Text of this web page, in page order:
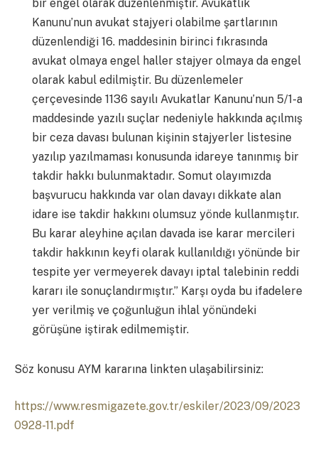
bir engel olarak düzenlenmiştir. Avukatlık
Kanunu’nun avukat stajyeri olabilme şartlarının
düzenlendiği 16. maddesinin birinci fıkrasında
avukat olmaya engel haller stajyer olmaya da engel
olarak kabul edilmiştir. Bu düzenlemeler
çerçevesinde 1136 sayılı Avukatlar Kanunu’nun 5/1-a
maddesinde yazılı suçlar nedeniyle hakkında açılmış
bir ceza davası bulunan kişinin stajyerler listesine
yazılıp yazılmaması konusunda idareye tanınmış bir
takdir hakkı bulunmaktadır. Somut olayımızda
başvurucu hakkında var olan davayı dikkate alan
idare ise takdir hakkını olumsuz yönde kullanmıştır.
Bu karar aleyhine açılan davada ise karar mercileri
takdir hakkının keyfi olarak kullanıldığı yönünde bir
tespite yer vermeyerek davayı iptal talebinin reddi
kararı ile sonuçlandırmıştır.” Karşı oyda bu ifadelere
yer verilmiş ve çoğunluğun ihlal yönündeki
görüşüne iştirak edilmemiştir.
Söz konusu AYM kararına linkten ulaşabilirsiniz:
https://www.resmigazete.gov.tr/eskiler/2023/09/2023
0928-11.pdf